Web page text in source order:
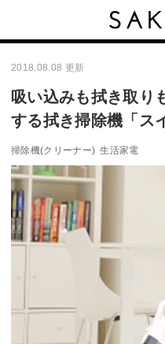
2018.08.08 更新
吸い込みも拭き取り
する拭き掃除機「ス
掃除機(クリーナー) 生活家電